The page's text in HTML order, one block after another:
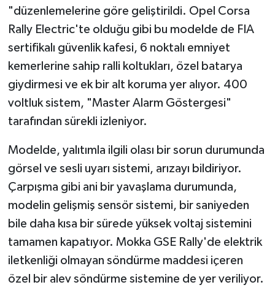
"düzenlemelerine göre geliştirildi. Opel Corsa
Rally Electric'te olduğu gibi bu modelde de FIA
sertifikalı güvenlik kafesi, 6 noktalı emniyet
kemerlerine sahip ralli koltukları, özel batarya
giydirmesi ve ek bir alt koruma yer alıyor. 400
voltluk sistem, "Master Alarm Göstergesi"
tarafından sürekli izleniyor.
Modelde, yalıtımla ilgili olası bir sorun durumunda
görsel ve sesli uyarı sistemi, arızayı bildiriyor.
Çarpışma gibi ani bir yavaşlama durumunda,
modelin gelişmiş sensör sistemi, bir saniyeden
bile daha kısa bir sürede yüksek voltaj sistemini
tamamen kapatıyor. Mokka GSE Rally'de elektrik
iletkenliği olmayan söndürme maddesi içeren
özel bir alev söndürme sistemine de yer veriliyor.